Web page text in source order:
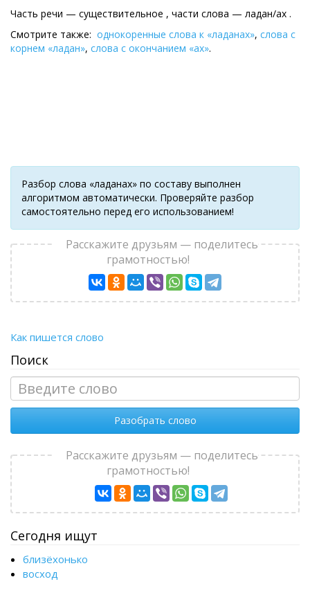
Часть речи — существительное , части слова — ладан/ах .
Смотрите также: однокоренные слова к «ладанах», слова с
корнем «ладан», слова с окончанием «ах».
Разбор слова «ладанах» по составу выполнен
алгоритмом автоматически. Проверяйте разбор
самостоятельно перед его использованием!
Расскажите друзьям — поделитесь
грамотностью!
Как пишется слово
Поиск
Разобрать слово
Расскажите друзьям — поделитесь
грамотностью!
Сегодня ищут
близёхонько
восход